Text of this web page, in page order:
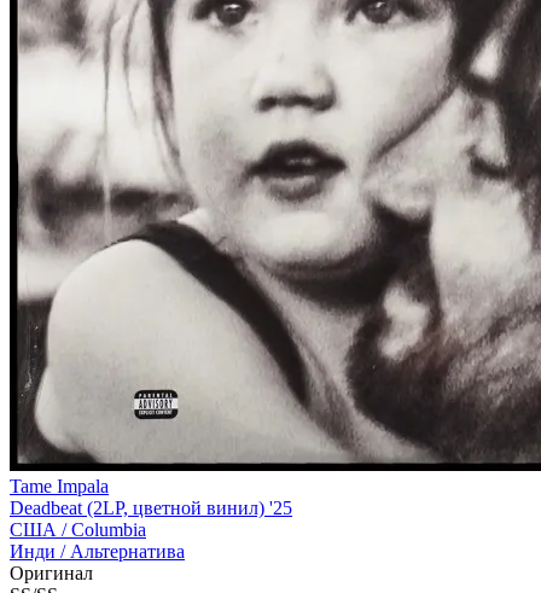
Tame Impala
Deadbeat (2LP, цветной винил) '25
США /Columbia
Инди / Альтернатива
Оригинал